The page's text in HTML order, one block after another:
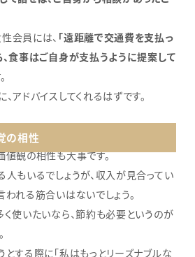
会員には、 「遠距離で交通費を支払っ
、食事はご自身が支払うように提案して
アドバイスしてくれるはずです。
の相性
値観の相性も大事です。
もいるでしょうが、収入が見合ってい
れる筋合いはないでしょう。
使いたいなら、節約も必要というのが
する際に「私はもっとリーズナブルな